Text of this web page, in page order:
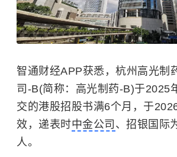
智通财经APP获悉，杭州高光制
司-B(简称：高光制药-B)于2025
交的港股招股书满6个月，于
效，递表时中金公司 、招银国际
人。